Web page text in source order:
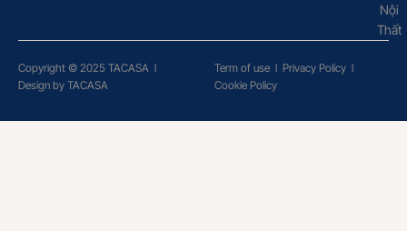
Nội
Thất
Copyright © 2025 TACASA l
Design by TACASA
Term of use l Privacy Policy l
Cookie Policy